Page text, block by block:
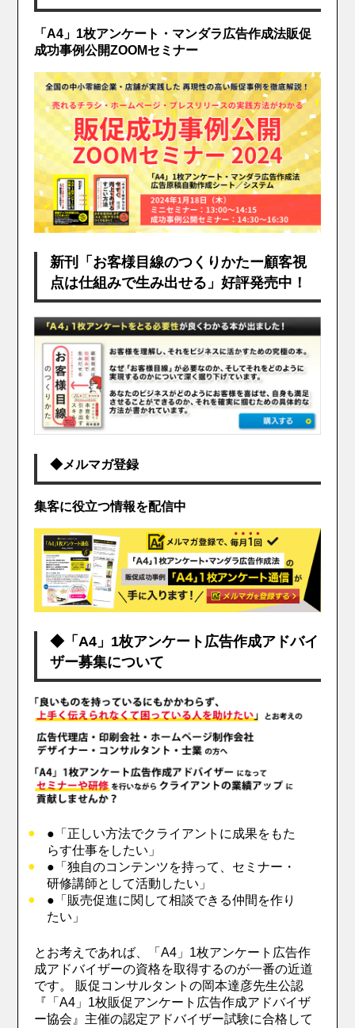
「A4」1枚アンケート・マンダラ広告作成法販促
成功事例公開ZOOMセミナー
新刊「お客様目線のつくりかたー顧客視
点は仕組みで生み出せる」好評発売中！
◆メルマガ登録
集客に役立つ情報を配信中
◆「A4」1枚アンケート広告作成アドバイ
ザー募集について
●「正しい方法でクライアントに成果をもた
らす仕事をしたい」
●「独自のコンテンツを持って、セミナー・
研修講師として活動したい」
●「販売促進に関して相談できる仲間を作り
たい」
とお考えであれば、「A4」1枚アンケート広告作
成アドバイザーの資格を取得するのが一番の近道
です。 販促コンサルタントの岡本達彦先生公認
『「A4」1枚販促アンケート広告作成アドバイザ
ー協会』主催の認定アドバイザー試験に合格して